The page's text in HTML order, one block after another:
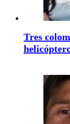
Tres